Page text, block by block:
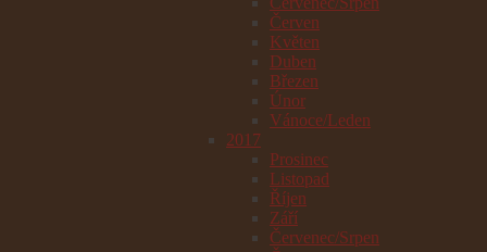
Červen
Květen
Duben
Březen
Únor
Vánoce/Leden
2017
Prosinec
Listopad
Říjen
Září
Červenec/Srpen